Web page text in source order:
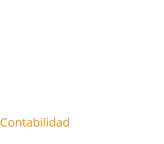
Contabilidad